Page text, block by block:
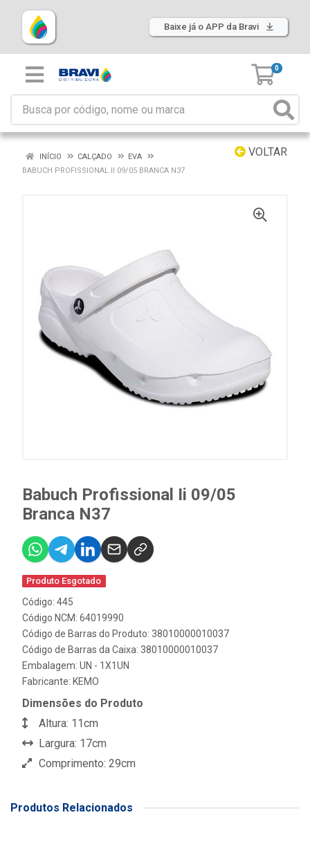
Baixe já o APP da Bravi
0
VOLTAR
INÍCIO CALÇADO
EVA
BABUCH PROFISSIONAL II 09/05 BRANCA N37
Babuch Profissional Ii 09/05
Branca N37
Produto Esgotado
Código: 445
Código NCM: 64019990
Código de Barras do Produto: 38010000010037
Código de Barras da Caixa: 38010000010037
Embalagem: UN - 1X1UN
Fabricante: KEMO
Dimensões do Produto
Altura: 11cm
Largura: 17cm
Comprimento: 29cm
Produtos Relacionados